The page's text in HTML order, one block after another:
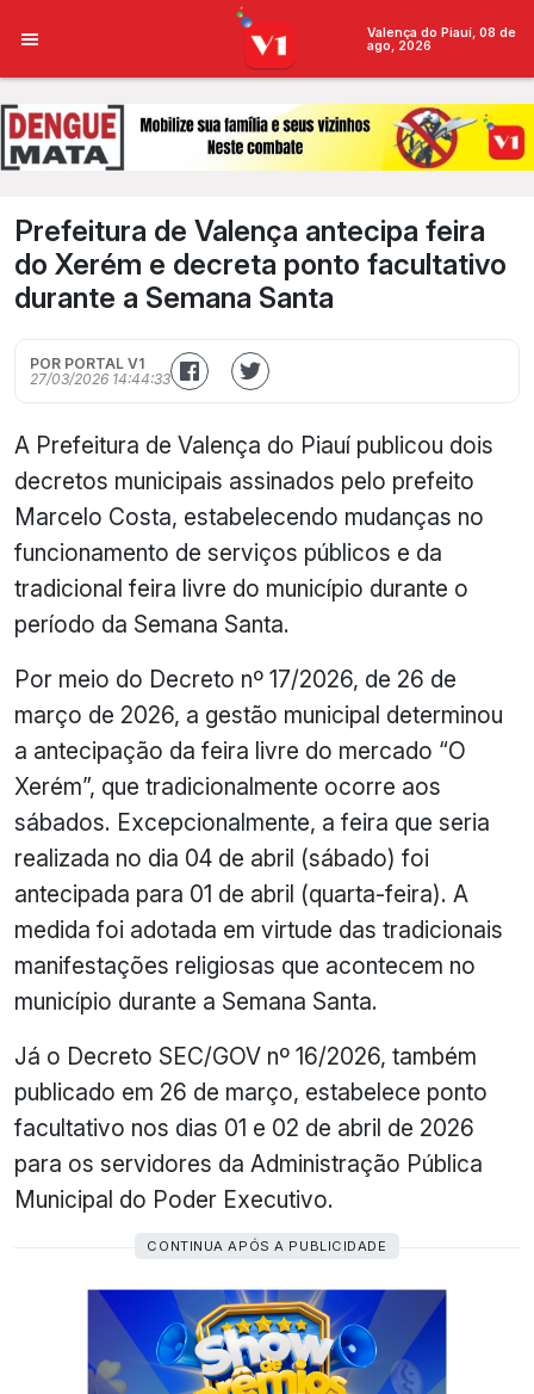
Valença do Piauí, 08 de
ago, 2026
Prefeitura de Valença antecipa feira
do Xerém e decreta ponto facultativo
durante a Semana Santa
POR PORTAL V1
27/03/2026 14:44:33
A Prefeitura de Valença do Piauí publicou dois
decretos municipais assinados pelo prefeito
Marcelo Costa, estabelecendo mudanças no
funcionamento de serviços públicos e da
tradicional feira livre do município durante o
período da Semana Santa.
Por meio do Decreto nº 17/2026, de 26 de
março de 2026, a gestão municipal determinou
a antecipação da feira livre do mercado “O
Xerém”, que tradicionalmente ocorre aos
sábados. Excepcionalmente, a feira que seria
realizada no dia 04 de abril (sábado) foi
antecipada para 01 de abril (quarta-feira). A
medida foi adotada em virtude das tradicionais
manifestações religiosas que acontecem no
município durante a Semana Santa.
Já o Decreto SEC/GOV nº 16/2026, também
publicado em 26 de março, estabelece ponto
facultativo nos dias 01 e 02 de abril de 2026
para os servidores da Administração Pública
Municipal do Poder Executivo.
CONTINUA APÓS A PUBLICIDADE